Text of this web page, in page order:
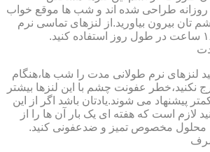
روزانه طراحی شده اند و شب ها موقع خواب
تان بیرون بیاورید.از لنزهای تماسی نرم
لنزهای نرم طولانی مدت را شب ها،هنگام
نکنید،خطر عفونت چشم با این لنزها بیشتر
پیشنهاد می شوند.یادتان باشد اگر از این
لازم است که هفته ای یک بار آن ها را از
محلول مخصوص تمیز و ضدعفونی کنید.